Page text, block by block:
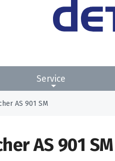
Service
AS 901 SM
AS 901 SM